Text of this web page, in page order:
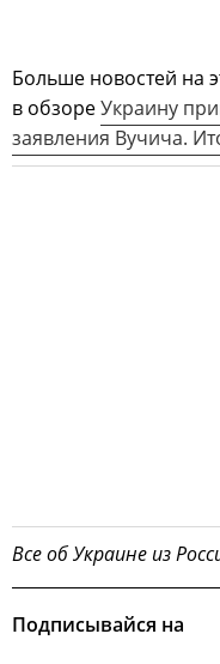
Больше новостей на
в обзореУкраину
заявления Вучича.
Все об Украине из
Подписывайся на